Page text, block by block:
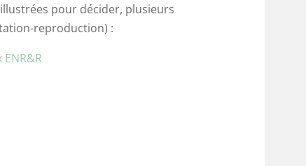
pour décider, plusieurs
reproduction) :